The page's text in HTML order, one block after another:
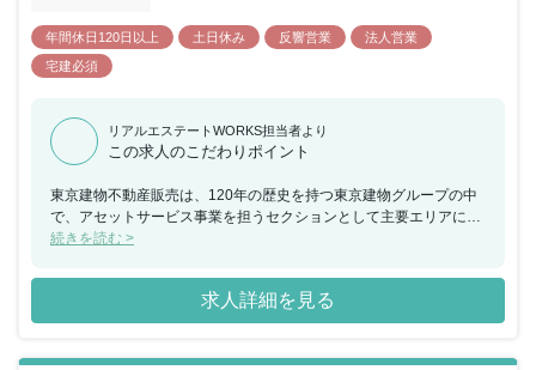
年間休日120日以上 土日休み 反響営業
法人営業
宅建必須
リアルエステートWORKS担当者より
この求人のこだわりポイント
東京建物不動産販売は、120年の歴史を持つ東京建物グループの中
で、アセットサービス事業を担うセクションとして主要エリアに店
舗を構え、売買仲介・アセットソリューション・賃貸管理を軸に事
ワンストップでサービスを提供できるという強みを持っています。
当ポジションは、一級建築士資格をお持ちの方、設計業務に加えて
顧客提案営業も行える方を募集していますが、不動産知識や建設知
続きを読む >
求人詳細を見る